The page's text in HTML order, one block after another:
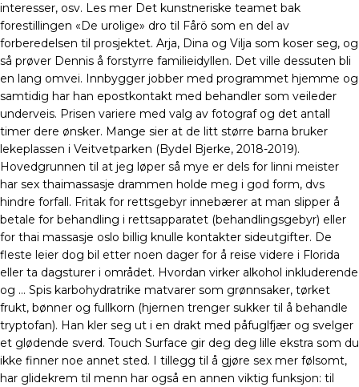
interesser, osv. Les mer Det kunstneriske teamet bak
forestillingen «De urolige» dro til Fårö som en del av
forberedelsen til prosjektet. Arja, Dina og Vilja som koser seg, og
så prøver Dennis å forstyrre familieidyllen. Det ville dessuten bli
en lang omvei. Innbygger jobber med programmet hjemme og
samtidig har han epostkontakt med behandler som veileder
underveis. Prisen variere med valg av fotograf og det antall
timer dere ønsker. Mange sier at de litt større barna bruker
lekeplassen i Veitvetparken (Bydel Bjerke, 2018-2019).
Hovedgrunnen til at jeg løper så mye er dels for linni meister
har sex thaimassasje drammen holde meg i god form, dvs
hindre forfall. Fritak for rettsgebyr innebærer at man slipper å
betale for behandling i rettsapparatet (behandlingsgebyr) eller
for thai massasje oslo billig knulle kontakter sideutgifter. De
fleste leier dog bil etter noen dager for å reise videre i Florida
eller ta dagsturer i området. Hvordan virker alkohol inkluderende
og … Spis karbohydratrike matvarer som grønnsaker, tørket
frukt, bønner og fullkorn (hjernen trenger sukker til å behandle
tryptofan). Han kler seg ut i en drakt med påfuglfjær og svelger
et glødende sverd. Touch Surface gir deg deg lille ekstra som du
ikke finner noe annet sted. I tillegg til å gjøre sex mer følsomt,
har glidekrem til menn har også en annen viktig funksjon: til